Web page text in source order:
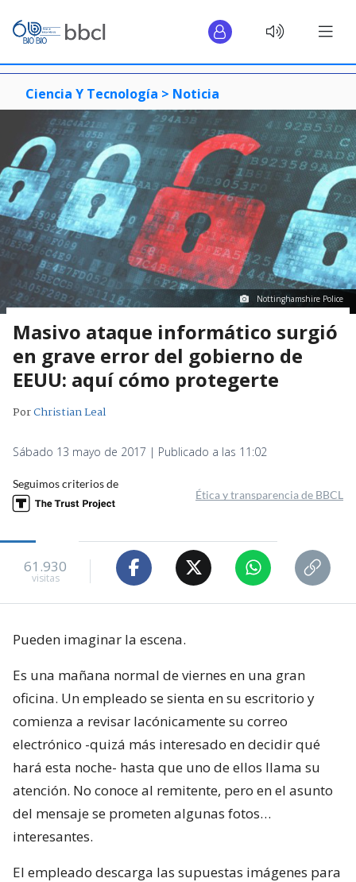
Ciencia Y Tecnología > Noticia
Nottinghamshire Police
Masivo ataque informático surgió
en grave error del gobierno de
EEUU: aquí cómo protegerte
PorChristian Leal
Sábado 13 mayo de 2017 | Publicado a las 11:02
Seguimos criterios de
Ética y transparencia de BBCL
61.930
visitas
Pueden imaginar la escena.
Es una mañana normal de viernes en una gran
oficina. Un empleado se sienta en su escritorio y
comienza a revisar lacónicamente su correo
electrónico -quizá más interesado en decidir qué
hará esta noche- hasta que uno de ellos llama su
atención. No conoce al remitente, pero en el asunto
del mensaje se prometen algunas fotos…
interesantes.
El empleado descarga las supuestas imágenes para